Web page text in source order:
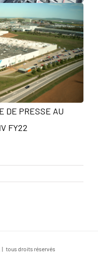
DE PRESSE AU
FY22
| tous droits réservés